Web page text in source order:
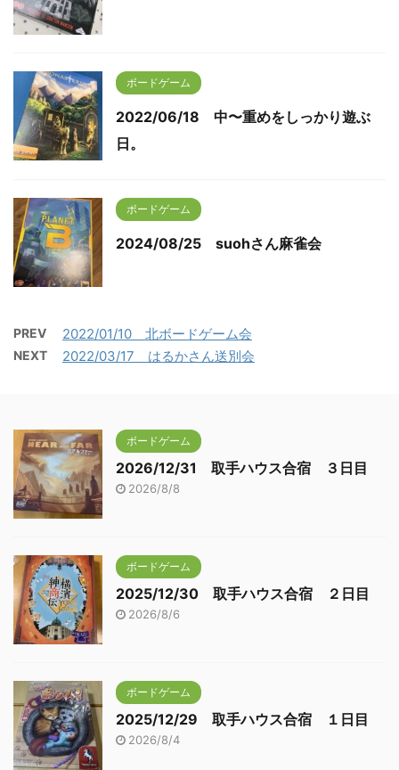
ボードゲーム
2022/06/18 中〜重めをしっかり遊ぶ
日。
ボードゲーム
2024/08/25 suohさん麻雀会
PREV 2022/01/10 北ボードゲーム会
NEXT 2022/03/17 はるかさん送別会
ボードゲーム
2026/12/31 取手ハウス合宿 ３日目
2026/8/8
ボードゲーム
2025/12/30 取手ハウス合宿 ２日目
2026/8/6
ボードゲーム
2025/12/29 取手ハウス合宿 １日目
2026/8/4